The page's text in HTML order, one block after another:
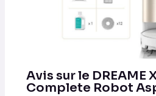
Avis sur le DREAME
Complete Robot